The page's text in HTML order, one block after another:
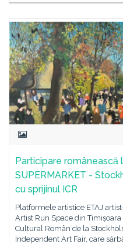
Participare românească
SUPERMARKET -
cu sprijinul ICR
Platformele artistice ETAJ
Artist Run Space din
Cultural Român de la
Independent Art Fair, care